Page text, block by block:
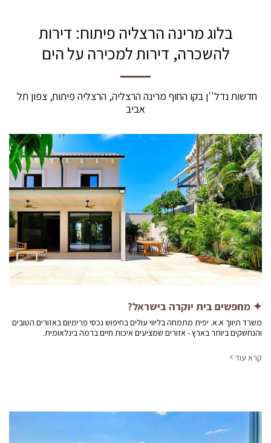
בלוג מרינה הרצליה פיתוח: דירות
להשכרה, דירות למכירה על הים
חדשות נדל''ן בקו החוף מרינה הרצליה, הרצליה פיתוח, צפון תל
אביב
✦ מחפשים בית יוקרה בישראל?
משרד תיווך א.א. יפית מתמחה בליווי עולים בחיפוש נכסי פרימיום באזורים הטובים
והנחשקים ביותר בארץ - אזורים שמציעים איכות חיים ברמה בינלאומית.
קרא עוד